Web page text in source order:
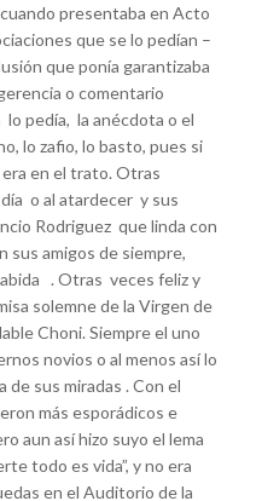
presentaba en Acto
que se lo pedían –
que ponía garantizaba
o comentario
pedía, la anécdota o el
lo zafio, lo basto, pues si
en el trato. Otras
o al atardecer y sus
Rodriguez que linda con
sus amigos de siempre,
. Otras veces feliz y
solemne de la Virgen de
Choni. Siempre el uno
novios o al menos así lo
de sus miradas . Con el
más esporádicos e
aun así hizo suyo el lema
todo es vida”, y no era
en el Auditorio de la